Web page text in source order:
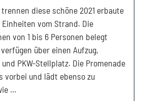
diese schöne 2021 erbaute
vom Strand. Die
von 1 bis 6 Personen belegt
über einen Aufzug,
PKW-Stellplatz. Die Promenade
vorbei und lädt ebenso zu
...